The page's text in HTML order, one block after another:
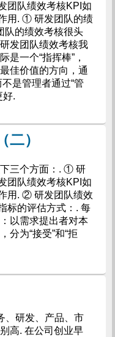
团队绩效考核KPI如
用. ① 研发团队的绩
队的绩效考核很头
发团队绩效考核我
是一个“指挥棒”，
佳价值的方向，通
是管理者通过“管
好.
）
三个方面：. ① 研
团队绩效考核KPI如
用. ② 研发团队绩效
标的评估方式：. 每
以需求提出者对本
分为“接受”和“拒
、研发、产品、市
高. 在公司创业早